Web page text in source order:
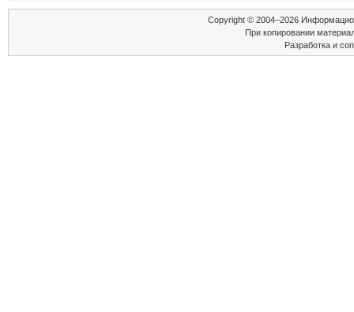
Copyright © 2004–2026
При копировании
Разработка и